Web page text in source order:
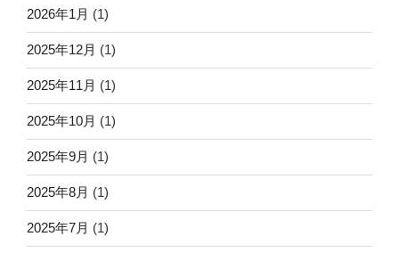
2026年1月 (1)
2025年12月 (1)
2025年11月 (1)
2025年10月 (1)
2025年9月 (1)
2025年8月 (1)
2025年7月 (1)